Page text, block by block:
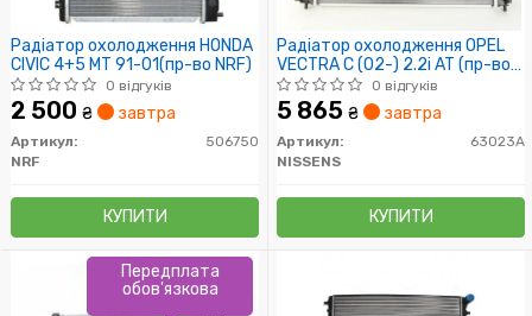
Радіатор охолодження HONDA
CIVIC 4+5 MT 91-01(пр-во NRF)
0 відгуків
2 500 ₴ завтра
Артикул:
506750
NRF
КУПИТИ
Радіатор охолодження OPEL
VECTRA C (02-) 2.2i AT (пр-во
Nissens)
0 відгуків
5 865 ₴ завтра
Артикул:
63023A
NISSENS
КУПИТИ
Передплата
обов'язкова